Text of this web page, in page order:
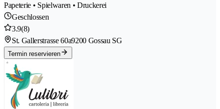
Papeterie • Spielwaren • Druckerei
Geschlossen
3.9(8)
St. Gallerstrasse 60a9200 Gossau SG
Termin reservieren